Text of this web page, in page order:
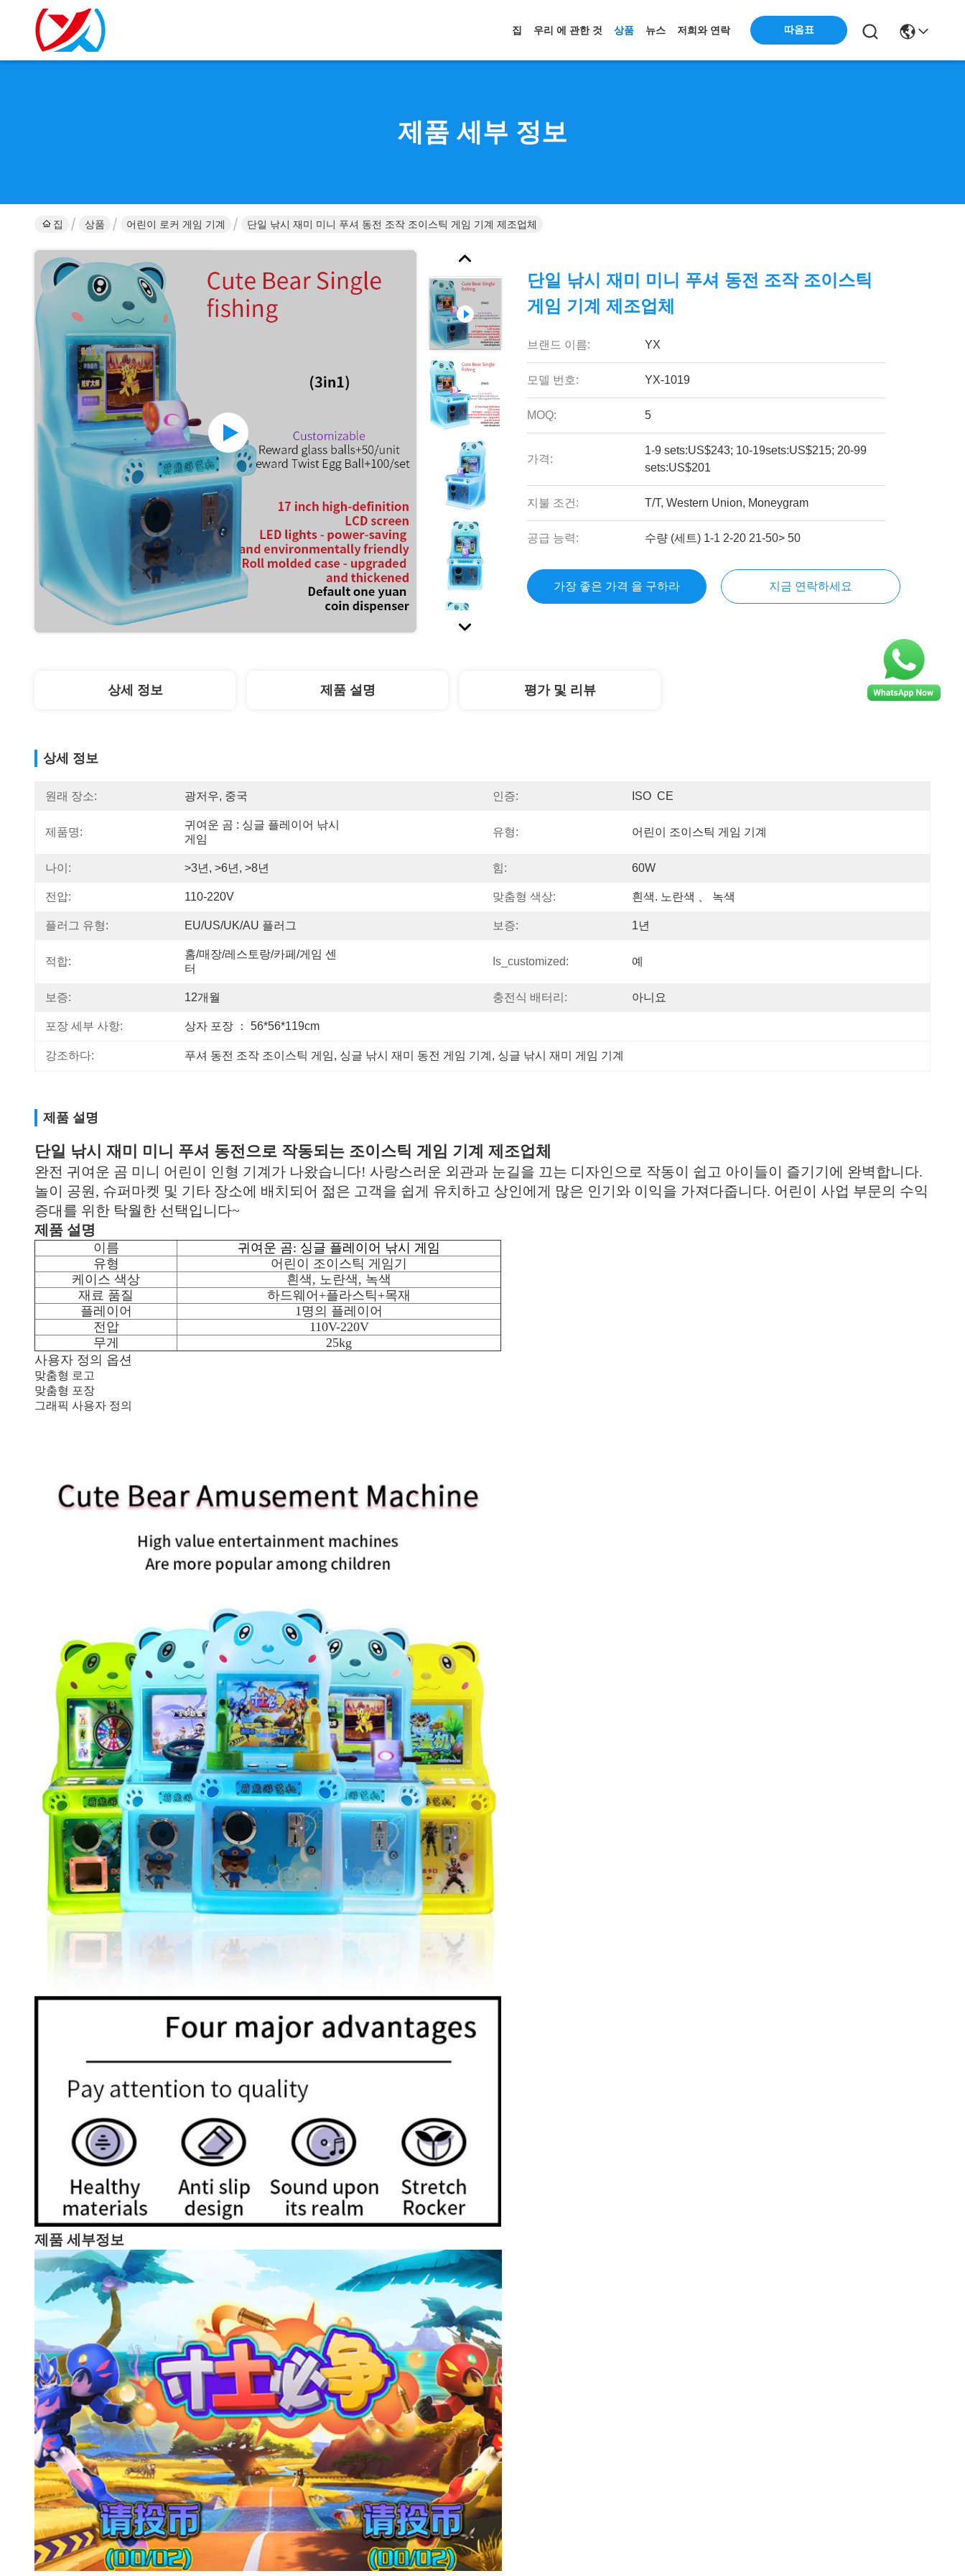
집 우리 에 관한 것 상품 뉴스 저희와 연락 따옴표
제품 세부 정보
집 상품 어린이 로커 게임 기계 단일 낚시 재미 미니 푸셔 동전 조작 조이스틱 게임 기계 제조업체
단일 낚시 재미 미니 푸셔 동전 조작 조이스틱
게임 기계 제조업체
브랜드 이름: YX
모델 번호: YX-1019
MOQ: 5
가격:
1-9 sets:US$243; 10-19sets:US$215; 20-99
sets:US$201
지불 조건: T/T, Western Union, Moneygram
공급 능력: 수량 (세트) 1-1 2-20 21-50> 50
가장 좋은 가격 을 구하라 지금 연락하세요
상세 정보 제품 설명 평가 및 리뷰
상세 정보
원래 장소: 광저우, 중국 인증: ISO  CE
제품명:
귀여운 곰 : 싱글 플레이어 낚시
게임
유형: 어린이 조이스틱 게임 기계
나이: >3년, >6년, >8년 힘: 60W
전압: 110-220V 맞춤형 색상: 흰색. 노란색 、 녹색
플러그 유형: EU/US/UK/AU 플러그 보증: 1년
적합:
홈/매장/레스토랑/카페/게임 센
터
Is_customized: 예
보증: 12개월 충전식 배터리: 아니요
포장 세부 사항: 상자 포장 ： 56*56*119cm
강조하다: 푸셔 동전 조작 조이스틱 게임, 싱글 낚시 재미 동전 게임 기계 , 싱글 낚시 재미 게임 기계
제품 설명
단일 낚시 재미 미니 푸셔 동전으로 작동되는 조이스틱 게임 기계 제조업체
완전 귀여운 곰 미니 어린이 인형 기계가 나왔습니다! 사랑스러운 외관과 눈길을 끄는 디자인으로 작동이 쉽고 아이들이 즐기기에 완벽합니다.
놀이 공원, 슈퍼마켓 및 기타 장소에 배치되어 젊은 고객을 쉽게 유치하고 상인에게 많은 인기와 이익을 가져다줍니다. 어린이 사업 부문의 수익
증대를 위한 탁월한 선택입니다~
제품 설명
이름
귀여운 곰: 싱글 플레이어 낚시 게임
유형
어린이 조이스틱 게임기
케이스 색상
흰색, 노란색, 녹색
재료 품질
하드웨어+플라스틱+목재
플레이어
1명의 플레이어
전압
110V-220V
무게
25kg
사용자 정의 옵션
맞춤형 로고
맞춤형 포장
그래픽 사용자 정의
제품 세부정보